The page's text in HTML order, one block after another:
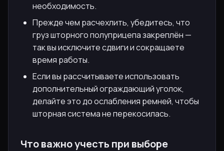
необходимость.
Прежде чем расчехлить, убедитесь, что
груз шторного полуприцепа закреплён —
так вы исключите сдвиги и сокращаете
время работы.
Если вы рассчитываете использовать
дополнительный ограждающий уголок,
делайте это до ослабления ремней, чтобы
шторная система не перекосилась.
Что важно учесть при выборе